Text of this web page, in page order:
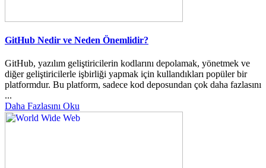
GitHub Nedir ve Neden Önemlidir?
GitHub, yazılım geliştiricilerin kodlarını depolamak, yönetmek ve
diğer geliştiricilerle işbirliği yapmak için kullandıkları popüler bir
platformdur. Bu platform, sadece kod deposundan çok daha fazlasını
...
Daha Fazlasını Oku